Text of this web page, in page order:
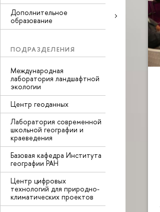
Дополнительное
образование
ПОДРАЗДЕЛЕНИЯ
Международная
лаборатория ландшафтной
экологии
Центр геоданных
Лаборатория современной
школьной географии и
краеведения
Базовая кафедра Института
географии РАН
Центр цифровых
технологий для природно-
климатических проектов